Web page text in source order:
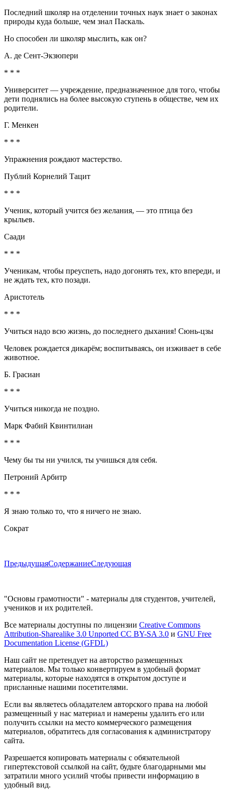
Последний школяр на отделении точных наук знает о законах
природы куда больше, чем знал Паскаль.
Но способен ли школяр мыслить, как он?
А. де Сент-Экзюпери
* * *
Университет — учреждение, предназначенное для того, чтобы
дети поднялись на более высокую ступень в обществе, чем их
родители.
Г. Менкен
* * *
Упражнения рождают мастерство.
Публий Корнелий Тацит
* * *
Ученик, который учится без желания, — это птица без
крыльев.
Саади
* * *
Ученикам, чтобы преуспеть, надо догонять тех, кто впереди, и
не ждать тех, кто позади.
Аристотель
* * *
Учиться надо всю жизнь, до последнего дыхания! Сюнь-цзы
Человек рождается дикарём; воспитываясь, он изживает в себе
животное.
Б. Грасиан
* * *
Учиться никогда не поздно.
Марк Фабий Квинтилиан
* * *
Чему бы ты ни учился, ты учишься для себя.
Петроний Арбитр
* * *
Я знаю только то, что я ничего не знаю.
Сократ
ПредыдущаяСодержаниеСледующая
"Основы грамотности" - материалы для студентов, учителей,
учеников и их родителей.
Все материалы доступны по лицензии Creative Commons
Attribution-Sharealike 3.0 Unported CC BY-SA 3.0 и GNU Free
Documentation License (GFDL)
Наш сайт не претендует на авторство размещенных
материалов. Мы только конвертируем в удобный формат
материалы, которые находятся в открытом доступе и
присланные нашими посетителями.
Если вы являетесь обладателем авторского права на любой
размещенный у нас материал и намерены удалить его или
получить ссылки на место коммерческого размещения
материалов, обратитесь для согласования к администратору
сайта.
Разрешается копировать материалы с обязательной
гипертекстовой ссылкой на сайт, будьте благодарными мы
затратили много усилий чтобы привести информацию в
удобный вид.